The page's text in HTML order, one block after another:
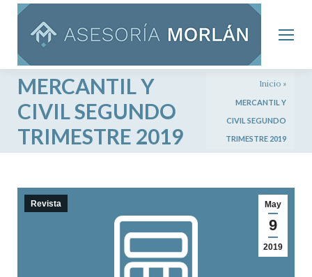
MERCANTIL Y
CIVIL SEGUNDO
TRIMESTRE 2019
Inicio »
MERCANTIL Y
CIVIL SEGUNDO
TRIMESTRE 2019
May
9
2019
Revista